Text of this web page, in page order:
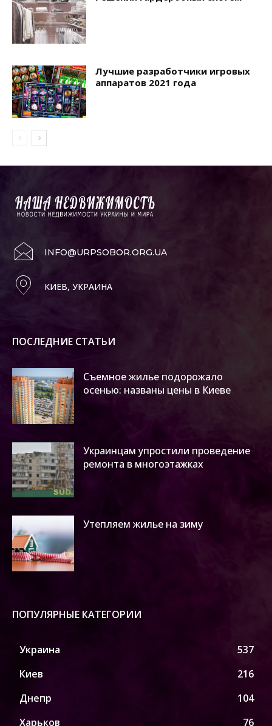
Лучшие разработчики игровых
аппаратов 2021 года
INFO@URPSOBOR.ORG.UA
КИЕВ, УКРАИНА
ПОСЛЕДНИЕ СТАТЬИ
Съемное жилье подорожало
осенью: названы цены в Киеве
Украинцам упростили проведение
ремонта в многоэтажках
Утепляем жилье на зиму
ПОПУЛЯРНЫЕ КАТЕГОРИИ
Украина
537
Киев
216
Днепр
104
Харьков
76